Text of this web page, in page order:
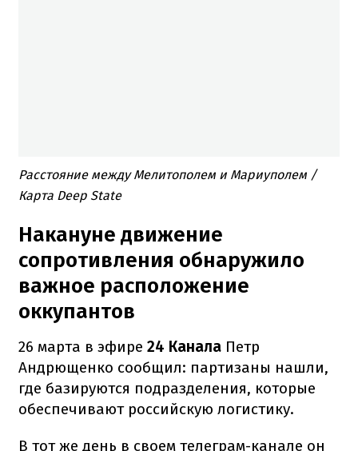
Расстояние между Мелитополем и Мариуполем /
Карта Deep State
Накануне движение
сопротивления обнаружило
важное расположение
оккупантов
26 марта в эфире 24 Канала Петр
Андрющенко сообщил: партизаны нашли,
где базируются подразделения, которые
обеспечивают российскую логистику.
В тот же день в своем телеграм-канале он